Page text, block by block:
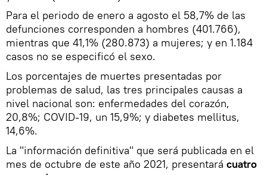
Para el periodo de enero a agosto el 58,7% de las
defunciones corresponden a hombres (401.766),
mientras que 41,1% (280.873) a mujeres; y en 1.184
casos no se especificó el sexo.
Los porcentajes de muertes presentadas por
problemas de salud, las tres principales causas a
nivel nacional son: enfermedades del corazón,
20,8%; COVID-19, un 15,9%; y diabetes mellitus,
14,6%.
La "información definitiva" que será publicada en el
mes de octubre de este año 2021, presentará cuatro